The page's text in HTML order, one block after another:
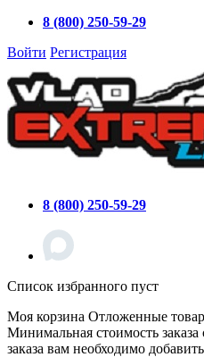
8 (800) 250-59-29
Войти Регистрация
8 (800) 250-59-29
Список избранного пуст
Моя корзина Отложенные
Минимальная стоимость
заказа вам необходимо